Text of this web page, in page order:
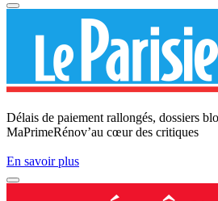
Délais de paiement rallongés, dossiers
MaPrimeRénov’au cœur des critiques
En savoir plus